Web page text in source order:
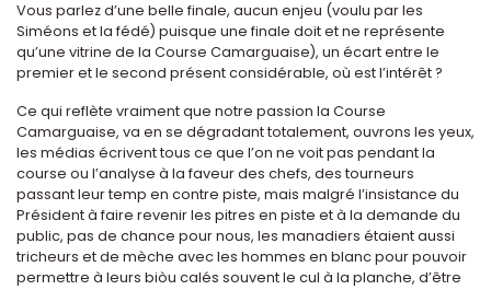
Vous parlez d’une belle finale, aucun enjeu (voulu par les
Siméons et la fédé) puisque une finale doit et ne représente
qu’une vitrine de la Course Camarguaise), un écart entre le
premier et le second présent considérable, où est l’intérêt ?
Ce qui reflète vraiment que notre passion la Course
Camarguaise, va en se dégradant totalement, ouvrons les yeux,
les médias écrivent tous ce que l’on ne voit pas pendant la
course ou l’analyse à la faveur des chefs, des tourneurs
passant leur temp en contre piste, mais malgré l’insistance du
Président à faire revenir les pitres en piste et à la demande du
public, pas de chance pour nous, les manadiers étaient aussi
tricheurs et de mèche avec les hommes en blanc pour pouvoir
permettre à leurs biòu calés souvent le cul à la planche, d’être